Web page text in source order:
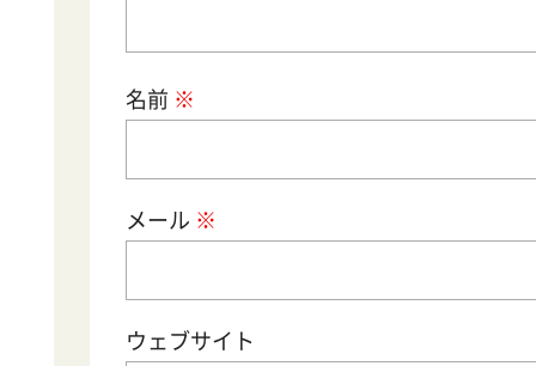
名前
メール
サイト